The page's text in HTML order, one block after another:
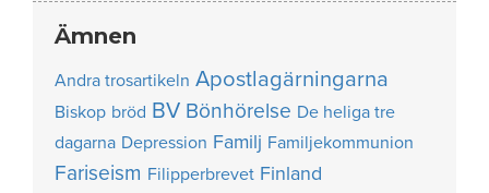
Ämnen
Andra trosartikeln Apostlagärningarna
Biskop bröd BV Bönhörelse De heliga tre
dagarna Depression Familj Familjekommunion
Fariseism Filipperbrevet Finland